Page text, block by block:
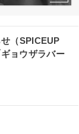
（SPICEUP
ョウザラバー